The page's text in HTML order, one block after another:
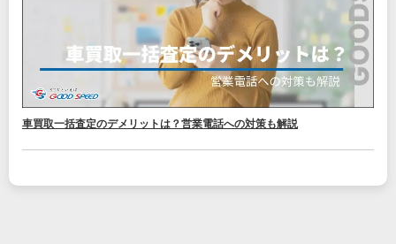
車買取一括査定のデメリットは？営業電話への対策も解説